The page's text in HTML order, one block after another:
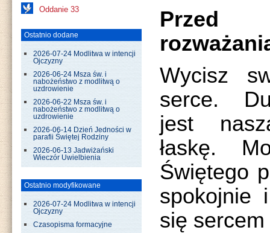
Oddanie 33
Ostatnio dodane
2026-07-24 Modlitwa w intencji
Ojczyzny
2026-06-24 Msza św. i
nabożeństwo z modlitwą o
uzdrowienie
2026-06-22 Msza św. i
nabożeństwo z modlitwą o
uzdrowienie
2026-06-14 Dzień Jedności w
parafii Świętej Rodziny
2026-06-13 Jadwiżański
Wieczór Uwielbienia
Ostatnio modyfikowane
2026-07-24 Modlitwa w intencji
Ojczyzny
Czasopisma formacyjne
Przed
Wycisz
serce.
jest
łaskę.
Świętego
spokojnie
się